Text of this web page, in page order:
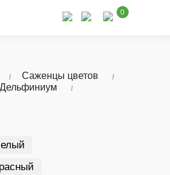
0
Саженцы цветов
Дельфиниум